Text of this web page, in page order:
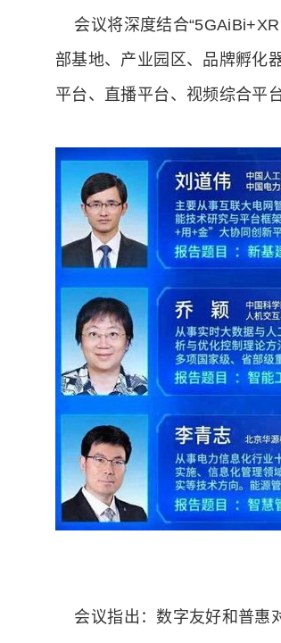
会议将深度结合
部基地、产业园区、品牌孵化
平台、直播平台、视频综合平
会议指出：数字友好和普惠